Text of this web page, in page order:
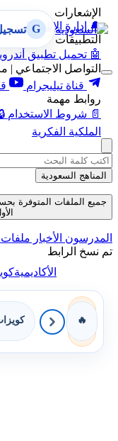
الإشعارات
🔔 إدارة الإشعارات
التطبيقات
🤖 تحميل تطبيق
التواصل الاجتماعي |
قناة تيليجرام
روابط مهمة
📄 شروط الاستخدام 🔒
الملكية الفكرية
G
المناهج السعودية
جميع الملفات المتوفرة
المدرسون الأخبار ملفات
تم نسخ الرابط
الأكاديمية
🔥